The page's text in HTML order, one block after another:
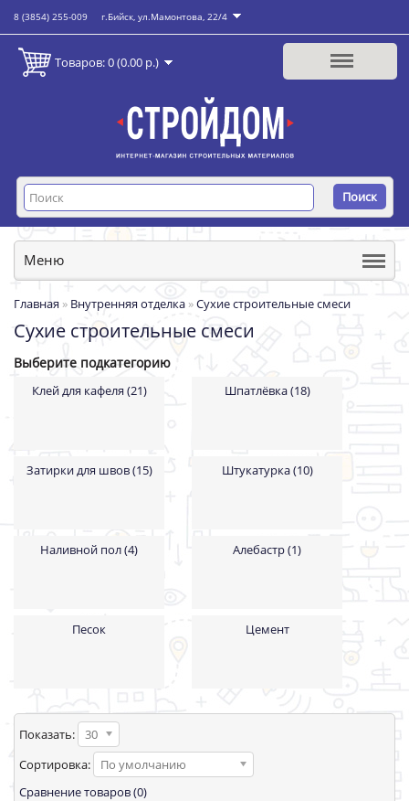
8 (3854) 255-009 г.Бийск, ул.Мамонтова, 22/4
Товаров: 0 (0.00 р.)
Поиск
Меню
Главная » Внутренняя отделка »Сухие строительные смеси
Сухие строительные смеси
Выберите подкатегорию
Клей для кафеля (21) Шпатлёвка (18)
Затирки для швов (15) Штукатурка (10)
Наливной пол (4) Алебастр (1)
Песок Цемент
Показать:
30
Сортировка:
По умолчанию
Сравнение товаров (0)